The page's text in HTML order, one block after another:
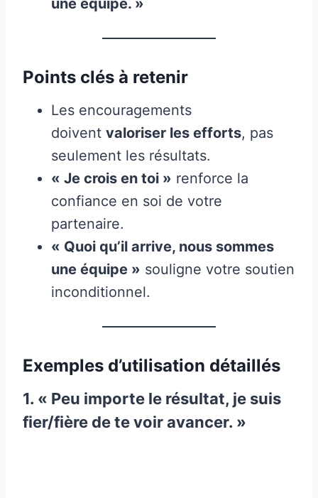
Points clés à retenir
Les encouragements
doivent valoriser les efforts, pas
seulement les résultats.
« Je crois en toi » renforce la
confiance en soi de votre
partenaire.
« Quoi qu’il arrive, nous sommes
une équipe » souligne votre soutien
inconditionnel.
Exemples d’utilisation détaillés
1. « Peu importe le résultat, je suis
fier/fière de te voir avancer. »